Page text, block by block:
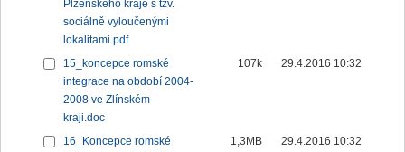
Plzeňského kraje s tzv.
sociálně vyloučenými
lokalitami.pdf
15_koncepce romské
integrace na období 2004-
2008 ve Zlínském
kraji.doc
107k 29.4.2016 10:32
16_Koncepce romské
1,3MB 29.4.2016 10:32